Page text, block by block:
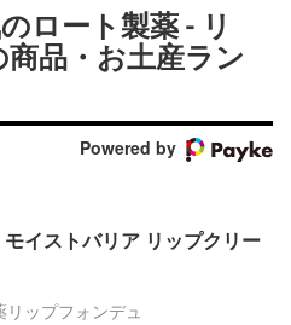
ロート製薬 - リ
品・お土産ラン
Powered by
イストバリア リップクリー
リップフォンデュ